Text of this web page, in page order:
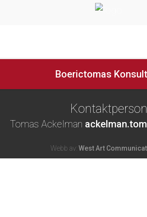
Boerictomas
Kontaktperson
Tomas Ackelman
Webb av:West Art